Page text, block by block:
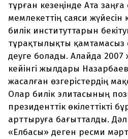
тұрған кезеңінде Ата заңға
мемлекеттің саяси
билік институттарын
тұрақтылықты қамтамасыз
деуге болады. Алайда
кейінгі жылдары Назарбаев
жасалған өзгерістердің
Олар билік элитасының
президенттік өкілеттікті
арттыруға бағытталды.
«Елбасы» деген ресми